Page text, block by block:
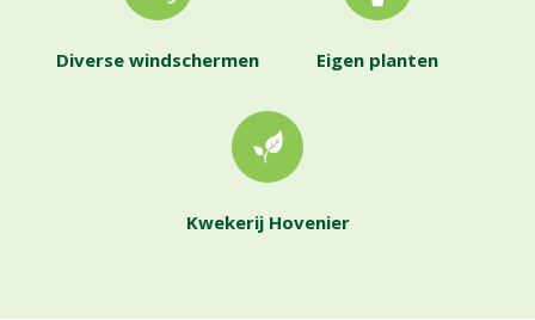
Diverse windschermen Eigen planten
Kwekerij Hovenier